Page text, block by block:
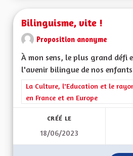
Bilinguisme, vite !
Proposition anonyme
À mon sens, le plus grand défi
l'avenir bilingue de nos
Filtrer les résultats de la
La Culture, l'Education et le
en France et en Europe
CRÉÉ LE
18/06/2023